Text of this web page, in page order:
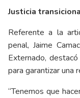
Justicia
Referente a la
penal, Jaime
Externado,
para garantizar una
“Tenemos que